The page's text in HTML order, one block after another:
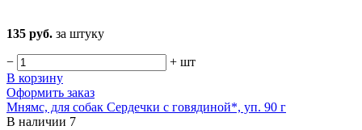
135 руб. за штуку
− + шт
В корзину
Оформить заказ
Мнямс, для собак Сердечки с говядиной*, уп. 90 г
В наличии 7